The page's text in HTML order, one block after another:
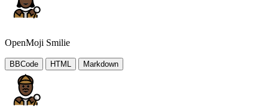
OpenMoji Smilie
BBCode HTML Markdown